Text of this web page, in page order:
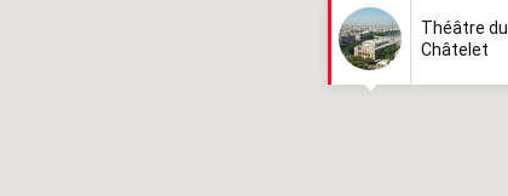
Théâtre du
Châtelet